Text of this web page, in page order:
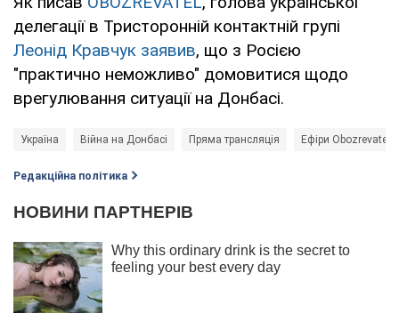
делегації в Тристоронній контактній групі
Леонід Кравчук заявив, що з Росією
"практично неможливо" домовитися щодо
врегулювання ситуації на Донбасі.
Україна Війна на Донбасі Пряма трансляція Ефіри Obozrevatel
Редакційна політика